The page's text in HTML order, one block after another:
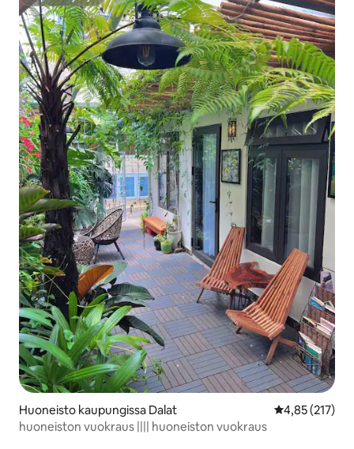
Huoneisto kaupungissa Dalat
4,85 (217)
huoneiston vuokraus |||| huoneiston vuokraus